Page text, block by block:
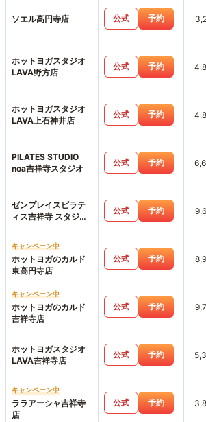
ソエル高円寺店 公式 予約
ホットヨガスタジオ
LAVA野方店
公式 予約
ホットヨガスタジオ
LAVA上石神井店
公式 予約
PILATES STUDIO
noa吉祥寺スタジオ
公式 予約
ゼンプレイスピラテ
ィス吉祥寺 スタジオ
公式 予約
キャンペーン中
ホットヨガのカルド
東高円寺店
公式 予約
キャンペーン中
ホットヨガのカルド
吉祥寺店
公式 予約
ホットヨガスタジオ
LAVA吉祥寺店
公式 予約
キャンペーン中
ララアーシャ吉祥寺
店
公式 予約